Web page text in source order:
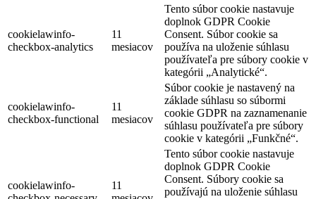
cookielawinfo-
checkbox-analytics
11
mesiacov
Tento súbor cookie nastavuje
doplnok GDPR Cookie
Consent. Súbor cookie sa
používa na uloženie súhlasu
používateľa pre súbory cookie v
kategórii „Analytické“.
cookielawinfo-
checkbox-functional
11
mesiacov
Súbor cookie je nastavený na
základe súhlasu so súbormi
cookie GDPR na zaznamenanie
súhlasu používateľa pre súbory
cookie v kategórii „Funkčné“.
cookielawinfo-
11
Tento súbor cookie nastavuje
doplnok GDPR Cookie
Consent. Súbory cookie sa
používajú na uloženie súhlasu